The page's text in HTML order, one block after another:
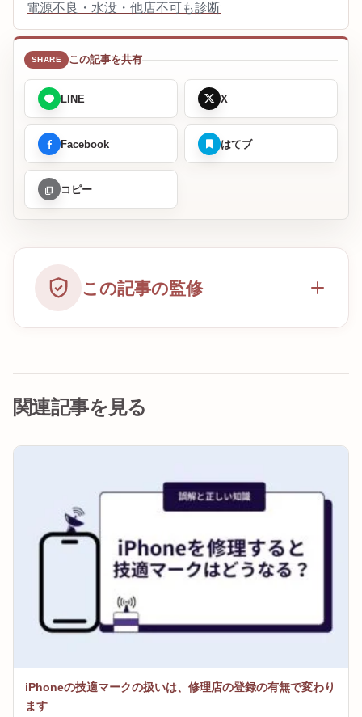
電源不良・水没・他店不可も診断
この記事を共有
LINE X
Facebook はてブ
コピー
この記事の監修
関連記事を見る
iPhoneの技適マークの扱いは、修理店の登録の有無で変わり
ます